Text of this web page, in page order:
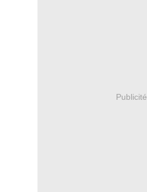
Publicité